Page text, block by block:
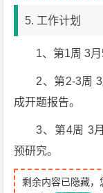
5. 工作计划
1、第1周 3
2、第2-3周
成开题报告。
3、第4周 3
预研究。
剩余内容已隐藏，